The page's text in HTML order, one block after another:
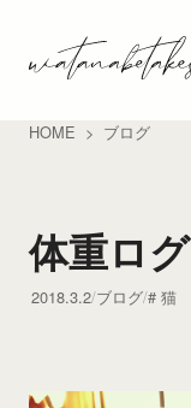
HOME ブログ
体重ログ
2018.3.2 ブログ 猫